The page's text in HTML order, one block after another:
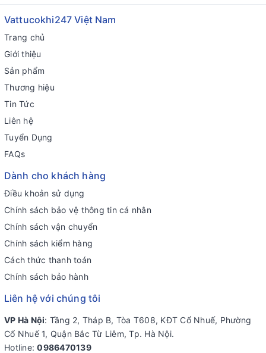
Vattucokhi247 Việt Nam
Trang chủ
Giới thiệu
Sản phẩm
Thương hiệu
Tin Tức
Liên hệ
Tuyển Dụng
FAQs
Dành cho khách hàng
Điều khoản sử dụng
Chính sách bảo vệ thông tin cá nhân
Chính sách vận chuyển
Chính sách kiểm hàng
Cách thức thanh toán
Chính sách bảo hành
Liên hệ với chúng tôi
VP Hà Nội: Tầng 2, Tháp B, Tòa T608, KĐT Cổ Nhuế, Phường
Cổ Nhuế 1, Quận Bắc Từ Liêm, Tp. Hà Nội.
Hotline:0986470139